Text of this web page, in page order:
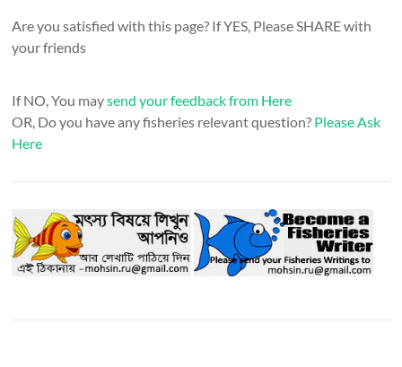
Are you satisfied with this page? If YES, Please SHARE with
your friends
If NO, You maysend your feedback from Here
OR, Do you have any fisheries relevant question? Please Ask
Here